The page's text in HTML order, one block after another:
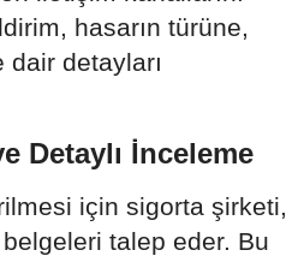
hasarın türüne,
dair detayları
Detaylı İnceleme
için sigorta şirketi,
talep eder. Bu